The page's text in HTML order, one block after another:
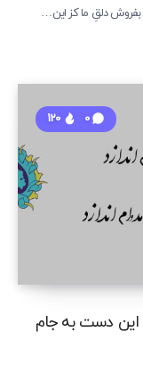
دلقِ ما کز این…
از این دست به جام
0
120